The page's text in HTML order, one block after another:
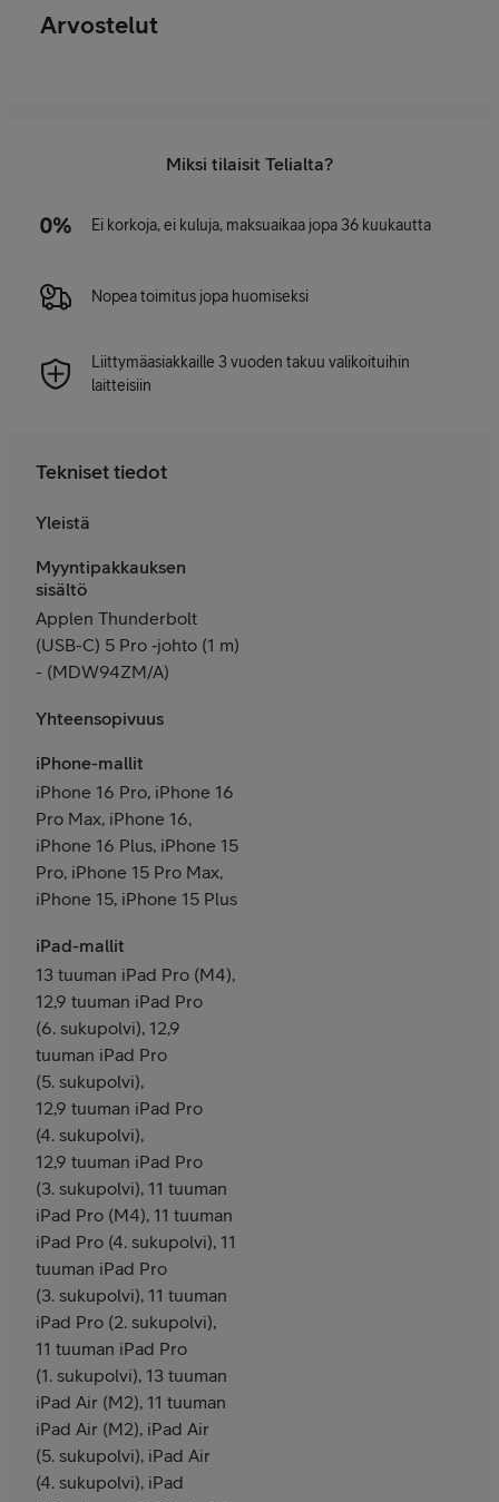
Arvostelut
Miksi tilaisit Telialta?
Ei korkoja, ei kuluja, maksuaikaa jopa 36 kuukautta
Nopea toimitus jopa huomiseksi
Liittymäasiakkaille 3 vuoden takuu valikoituihin
laitteisiin
Tekniset tiedot
Yleistä
Myyntipakkauksen
sisältö
Applen Thunderbolt
(USB-C) 5 Pro ‑johto (1 m)
- (MDW94ZM/A)
Yhteensopivuus
iPhone-mallit
iPhone 16 Pro, iPhone 16
Pro Max, iPhone 16,
iPhone 16 Plus, iPhone 15
Pro, iPhone 15 Pro Max,
iPhone 15, iPhone 15 Plus
iPad-mallit
13 tuuman iPad Pro (M4),
12,9 tuuman iPad Pro
(6. sukupolvi), 12,9
tuuman iPad Pro
(5. sukupolvi),
12,9 tuuman iPad Pro
(4. sukupolvi),
12,9 tuuman iPad Pro
(3. sukupolvi), 11 tuuman
iPad Pro (M4), 11 tuuman
iPad Pro (4. sukupolvi), 11
tuuman iPad Pro
(3. sukupolvi), 11 tuuman
iPad Pro (2. sukupolvi),
11 tuuman iPad Pro
(1. sukupolvi), 13 tuuman
iPad Air (M2), 11 tuuman
iPad Air (M2), iPad Air
(5. sukupolvi), iPad Air
(4. sukupolvi), iPad